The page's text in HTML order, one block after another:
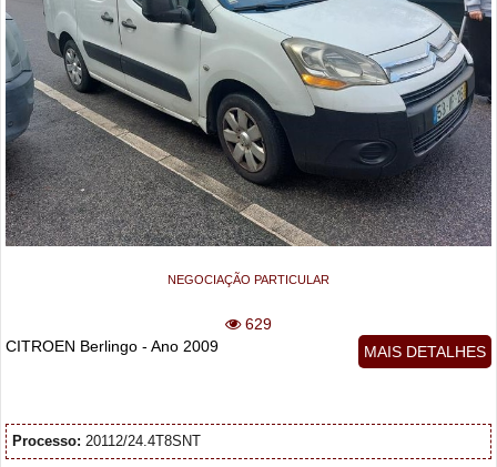
NEGOCIAÇÃO PARTICULAR
629
MAIS DETALHES
CITROEN Berlingo - Ano 2009
Processo: 20112/24.4T8SNT